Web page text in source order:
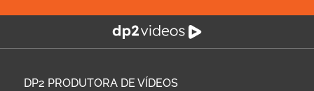
DP2 PRODUTORA DE VÍDEOS